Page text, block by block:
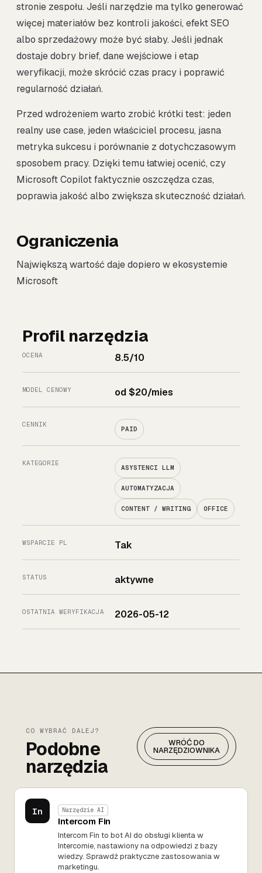
stronie zespołu. Jeśli narzędzie ma tylko generować
więcej materiałów bez kontroli jakości, efekt SEO
albo sprzedażowy może być słaby. Jeśli jednak
dostaje dobry brief, dane wejściowe i etap
weryfikacji, może skrócić czas pracy i poprawić
regularność działań.
Przed wdrożeniem warto zrobić krótki test: jeden
realny use case, jeden właściciel procesu, jasna
metryka sukcesu i porównanie z dotychczasowym
sposobem pracy. Dzięki temu łatwiej ocenić, czy
Microsoft Copilot faktycznie oszczędza czas,
poprawia jakość albo zwiększa skuteczność działań.
Ograniczenia
Największą wartość daje dopiero w ekosystemie
Microsoft
Profil narzędzia
OCENA 8.5/10
MODEL CENOWY od $20/mies
CENNIK
PAID
KATEGORIE
ASYSTENCI LLM
AUTOMATYZACJA
CONTENT / WRITING OFFICE
WSPARCIE PL Tak
STATUS aktywne
OSTATNIA WERYFIKACJA 2026-05-12
CO WYBRAĆ DALEJ?
Podobne
narzędzia
WRÓĆ DO
NARZĘDZIOWNIKA
In Narzędzie AI
Intercom Fin
Intercom Fin to bot AI do obsługi klienta w
Intercomie, nastawiony na odpowiedzi z bazy
wiedzy. Sprawdź praktyczne zastosowania w
marketingu.